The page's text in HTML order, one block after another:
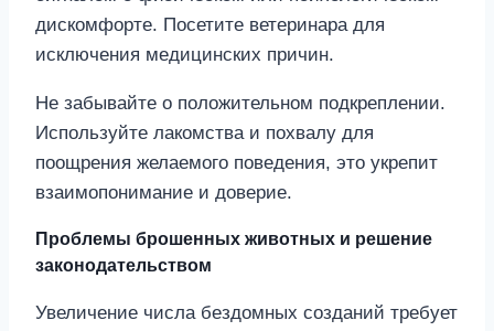
дискомфорте. Посетите ветеринара для
исключения медицинских причин.
Не забывайте о положительном подкреплении.
Используйте лакомства и похвалу для
поощрения желаемого поведения, это укрепит
взаимопонимание и доверие.
Проблемы брошенных животных и решение
законодательством
Увеличение числа бездомных созданий требует